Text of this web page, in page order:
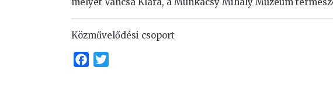
Közművelődési csoport
Facebook